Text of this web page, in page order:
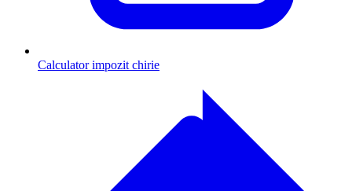
Calculator impozit chirie